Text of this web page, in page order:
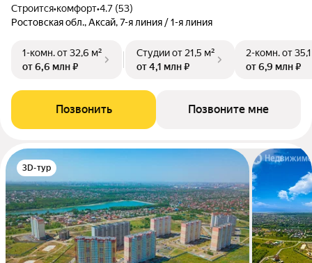
Строится•комфорт•4.7 (53)
Ростовская обл., Аксай, 7-я линия / 1-я линия
1-комн.от 32,6 м²
от 6,6 млн ₽
Студииот 21,5 м²
от 4,1 млн ₽
2-комн.от
от 6,9 млн ₽
Позвонить Позвоните мне
3D-тур